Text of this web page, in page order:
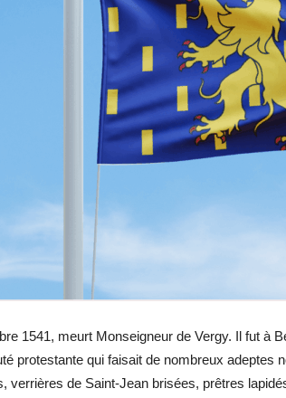
1541, meurt Monseigneur de Vergy. Il fut à
protestante qui faisait de nombreux adeptes
verrières de Saint-Jean brisées, prêtres